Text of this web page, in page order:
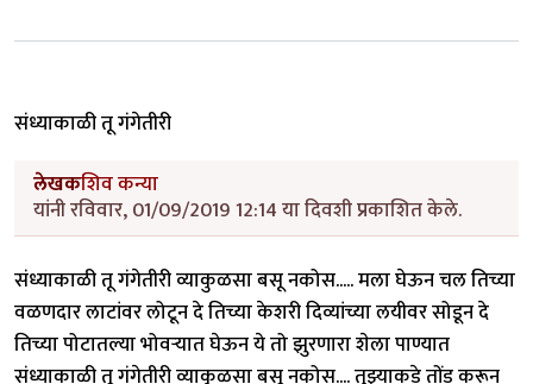
संध्याकाळी तू गंगेतीरी
लेखकशिव कन्या
यांनी रविवार, 01/09/2019 12:14 या दिवशी प्रकाशित केले.
संध्याकाळी तू गंगेतीरी व्याकुळसा बसू नकोस..... मला घेऊन चल तिच्या
वळणदार लाटांवर लोटून दे तिच्या केशरी दिव्यांच्या लयीवर सोडून दे
तिच्या पोटातल्या भोवऱ्यात घेऊन ये तो झुरणारा शेला पाण्यात
संध्याकाळी तू गंगेतीरी व्याकुळसा बसू नकोस.... तुझ्याकडे तोंड करून